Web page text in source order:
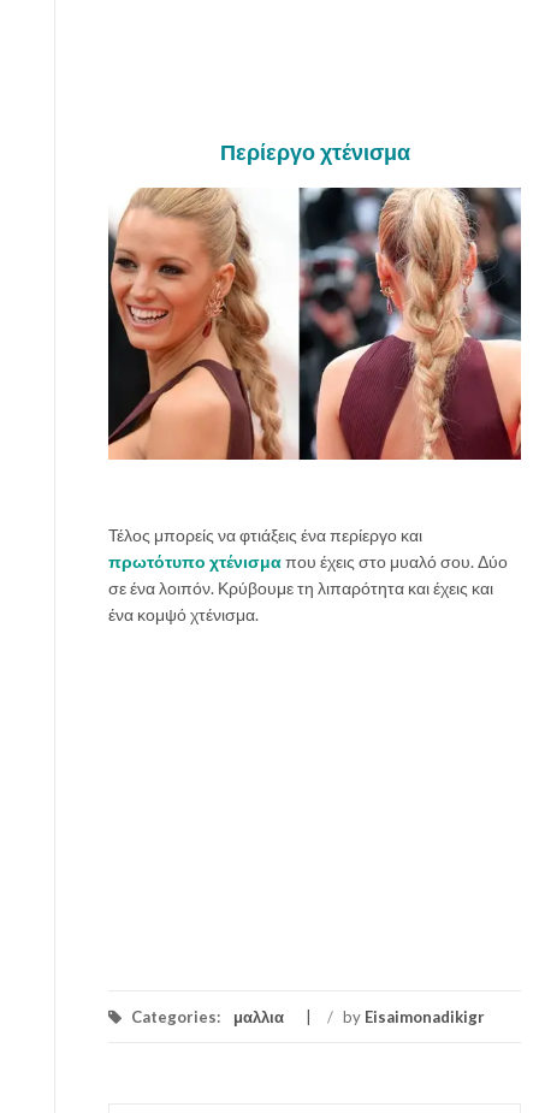
Περίεργο χτένισμα
Τέλος μπορείς να φτιάξεις ένα περίεργο και
πρωτότυπο χτένισμαπου έχεις στο μυαλό σου. Δύο
σε ένα λοιπόν. Κρύβουμε τη λιπαρότητα και έχεις και
ένα κομψό χτένισμα.
Categories: μαλλια / by Eisaimonadikigr